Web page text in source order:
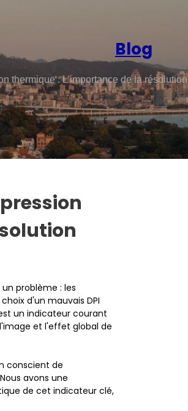
Blog
thermique : L'importance de la résolution
problème : les
d'un mauvais DPI
un indicateur courant
et l'effet global de
conscient de
avons une
de cet indicateur clé,